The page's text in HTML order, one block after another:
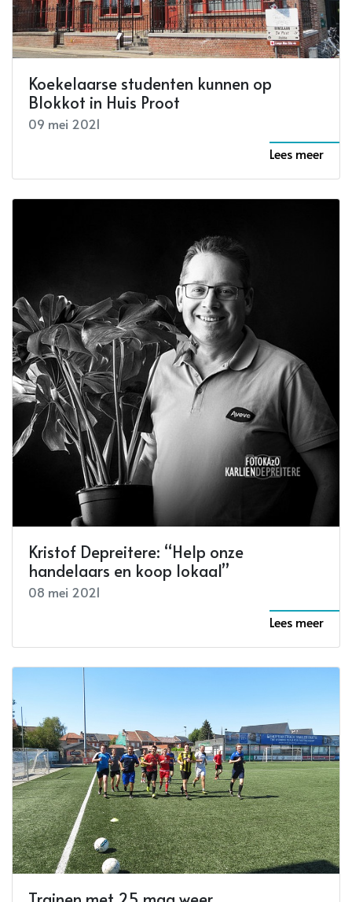
Koekelaarse studenten kunnen op
Blokkot in Huis Proot
09 mei 2021
Lees meer
Kristof Depreitere: “Help onze
handelaars en koop lokaal”
08 mei 2021
Lees meer